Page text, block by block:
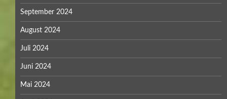
September 2024
August 2024
Juli 2024
Juni 2024
Mai 2024